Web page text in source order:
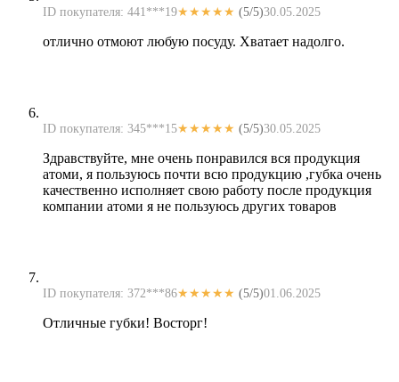
ID покупателя: 441***19★★★★★ (5/5)30.05.2025
отлично отмоют любую посуду. Хватает надолго.
ID покупателя: 345***15★★★★★ (5/5)30.05.2025
Здравствуйте, мне очень понравился вся продукция
атоми, я пользуюсь почти всю продукцию ,губка очень
качественно исполняет свою работу после продукция
компании атоми я не пользуюсь других товаров
ID покупателя: 372***86★★★★★ (5/5)01.06.2025
Отличные губки! Восторг!